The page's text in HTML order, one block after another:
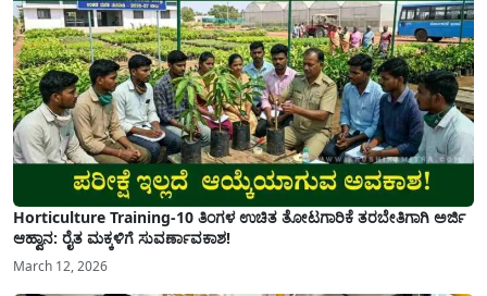
Horticulture Training-10 ತಿಂಗಳ ಉಚಿತ ತೋಟಗಾರಿಕೆ ತರಬೇತಿಗಾಗಿ ಅರ್ಜಿ
ಆಹ್ವಾನ: ರೈತ ಮಕ್ಕಳಿಗೆ ಸುವರ್ಣಾವಕಾಶ!
March 12, 2026